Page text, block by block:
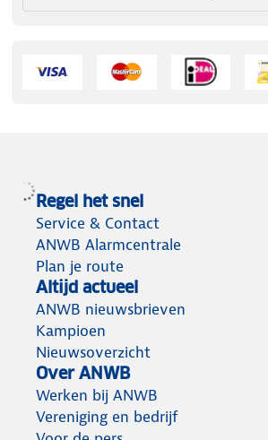
Regel het snel
Service & Contact
ANWB Alarmcentrale
Plan je route
Altijd actueel
ANWB nieuwsbrieven
Kampioen
Nieuwsoverzicht
Over ANWB
Werken bij ANWB
Vereniging en bedrijf